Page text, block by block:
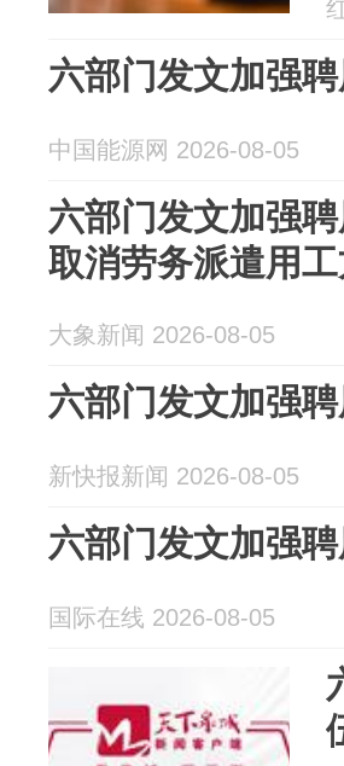
六部门发文加强
中国能源网 2026-08-05
六部门发文加强
取消劳务派遣用
大象新闻 2026-08-05
六部门发文加强
新快报新闻 2026-08-05
六部门发文加强
国际在线 2026-08-05